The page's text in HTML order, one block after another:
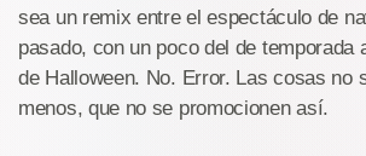
sea un remix entre el espectáculo de
pasado, con un poco del de temporada
de Halloween. No. Error. Las cosas no
menos, que no se promocionen así.